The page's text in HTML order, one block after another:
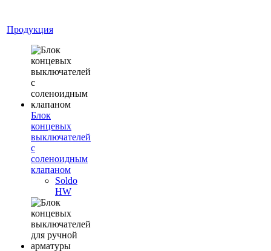
Продукция
Блок
концевых
выключателей
с
соленоидным
клапаном
Soldo
HW